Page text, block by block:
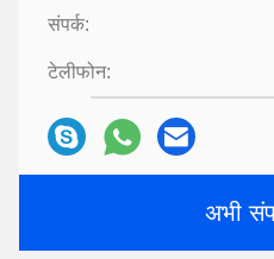
संपर्क:
टेलीफोन:
अभी